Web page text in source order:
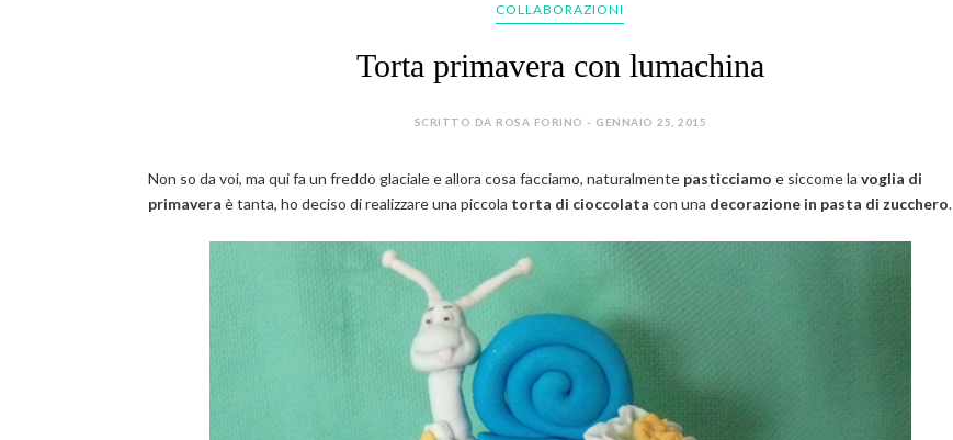
COLLABORAZIONI
Torta primavera con lumachina
SCRITTO DA ROSA FORINO - GENNAIO 25, 2015
Non so da voi, ma qui fa un freddo glaciale e allora cosa facciamo, naturalmente pasticciamo e siccome la voglia di
primavera è tanta, ho deciso di realizzare una piccola torta di cioccolata con una decorazione in pasta di zucchero.